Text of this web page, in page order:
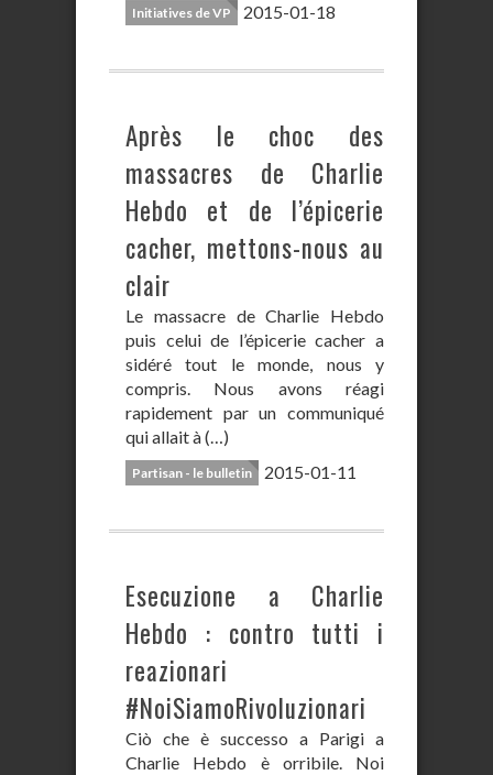
Initiatives de VP 2015-01-18
Après le choc des
massacres de Charlie
Hebdo et de l’épicerie
cacher, mettons-nous au
clair
Le massacre de Charlie Hebdo
puis celui de l’épicerie cacher a
sidéré tout le monde, nous y
compris. Nous avons réagi
rapidement par un communiqué
qui allait à (…)
Partisan - le bulletin 2015-01-11
Esecuzione a Charlie
Hebdo : contro tutti i
reazionari
#NoiSiamoRivoluzionari
Ciò che è successo a Parigi a
Charlie Hebdo è orribile. Noi